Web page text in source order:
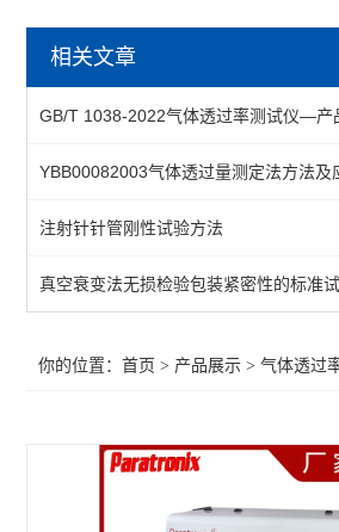
透气度测试仪
气体透过量测定仪
压差法透气仪
相关文章
GB/T 1038-2022气体透过率测试仪—产
YBB00082003气体透过量测定法方法及
注射针针管刚性试验方法
真空衰变法无损检验包装紧密性的标准
你的位置：首页 > 产品展示 >气体透过